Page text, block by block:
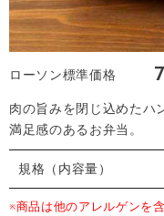
ローソン標準価格
肉の旨みを閉じ込めたハ
満足感のあるお弁当。
規格（内容量）
※商品は他のアレルゲンを